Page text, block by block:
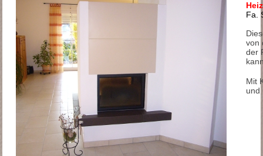
Fa.
von
der
Mit
und